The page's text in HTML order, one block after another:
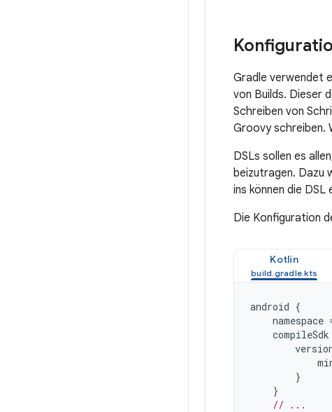
Gradle verwendet
von Builds. Dieser
Schreiben von
Groovy schreiben.
DSLs sollen es
beizutragen. Dazu
ins können die
Die Konfiguration
Kotlin
android {
namespace
compileSdk
}
}
// ...